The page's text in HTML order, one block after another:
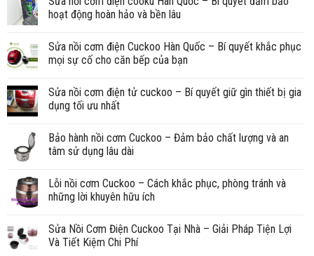
hoạt động hoàn hảo và bền lâu
Sửa nồi cơm điện Cuckoo Hàn Quốc – Bí quyết khắc phục
mọi sự cố cho căn bếp của bạn
Sửa nồi cơm điện tử cuckoo – Bí quyết giữ gìn thiết bị gia
dụng tối ưu nhất
Bảo hành nồi cơm Cuckoo – Đảm bảo chất lượng và an
tâm sử dụng lâu dài
Lỗi nồi cơm Cuckoo – Cách khắc phục, phòng tránh và
những lời khuyên hữu ích
Sửa Nồi Cơm Điện Cuckoo Tại Nhà – Giải Pháp Tiện Lợi
Và Tiết Kiệm Chi Phí